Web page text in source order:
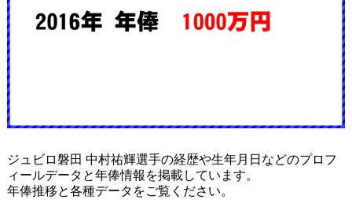
ジュビロ磐田 中村祐輝選手の経歴や生年月日などのプロフ
ィールデータと年俸情報を掲載しています。
年俸推移と各種データをご覧ください。